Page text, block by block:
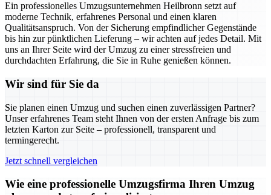
Ein professionelles Umzugsunternehmen Heilbronn setzt auf
moderne Technik, erfahrenes Personal und einen klaren
Qualitätsanspruch. Von der Sicherung empfindlicher Gegenstände
bis hin zur pünktlichen Lieferung – wir achten auf jedes Detail. Mit
uns an Ihrer Seite wird der Umzug zu einer stressfreien und
durchdachten Erfahrung, die Sie in Ruhe genießen können.
Wir sind für Sie da
Sie planen einen Umzug und suchen einen zuverlässigen Partner?
Unser erfahrenes Team steht Ihnen von der ersten Anfrage bis zum
letzten Karton zur Seite – professionell, transparent und
termingerecht.
Jetzt schnell vergleichen
Wie eine professionelle Umzugsfirma Ihren Umzug